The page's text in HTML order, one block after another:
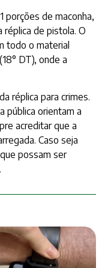
porções de maconha,
réplica de pistola. O
todo o material
DT), onde a
réplica para crimes.
pública orientam a
acreditar que a
Caso seja
possam ser